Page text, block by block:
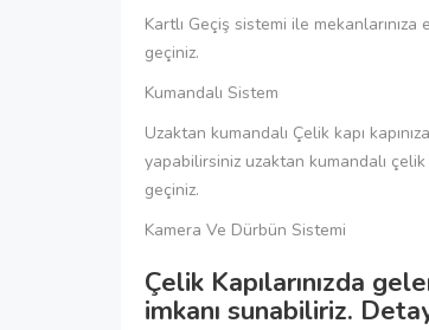
Kartlı Geçiş sistemi ile
geçiniz.
Kumandalı Sistem
Uzaktan kumandalı Çelik kapı
yapabilirsiniz uzaktan kumandalı
geçiniz.
Kamera Ve Dürbün Sistemi
Çelik Kapılarınızda
imkanı sunabiliriz.